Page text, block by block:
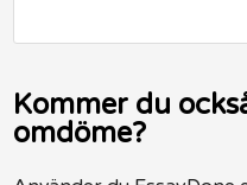
Kommer du
omdöme?